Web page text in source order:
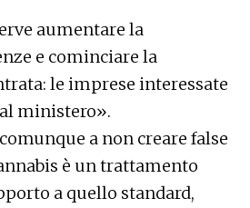
aumentare la
e cominciare la
le imprese interessate
ministero».
a non creare false
è un trattamento
a quello standard,